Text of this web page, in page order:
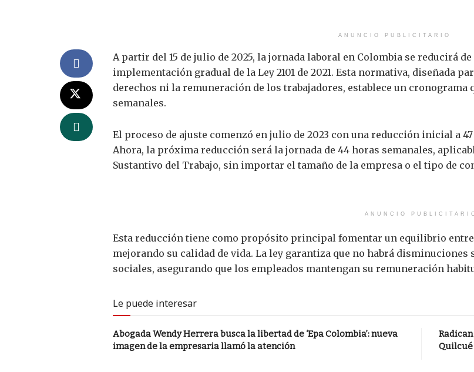
ANUNCIO PUBLICITARIO
A partir del 15 de julio de 2025, la jornada laboral en Colombia se reducirá
implementación gradual de la Ley 2101 de 2021. Esta normativa, diseñada
derechos ni la remuneración de los trabajadores, establece un cronograma
semanales.
El proceso de ajuste comenzó en julio de 2023 con una reducción inicial a
Ahora, la próxima reducción será la jornada de 44 horas semanales,
Sustantivo del Trabajo, sin importar el tamaño de la empresa o el tipo de
ANUNCIO
Esta reducción tiene como propósito principal fomentar un equilibrio
mejorando su calidad de vida. La ley garantiza que no habrá
sociales, asegurando que los empleados mantengan su remuneración
Le puede interesar
Abogada Wendy Herrera busca la libertad de ‘Epa Colombia’: nueva
imagen de la empresaria llamó la atención
Quilcué